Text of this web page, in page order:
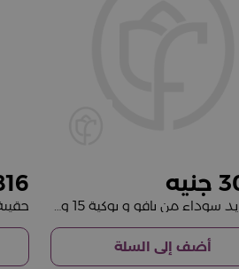
حقيبة يد سوداء من بافو و بوكية 15 وردة
أضف إلى السلة